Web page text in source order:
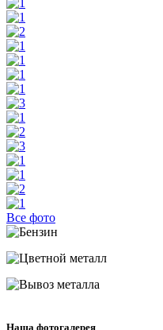
Все фото
Наша фотогалерея